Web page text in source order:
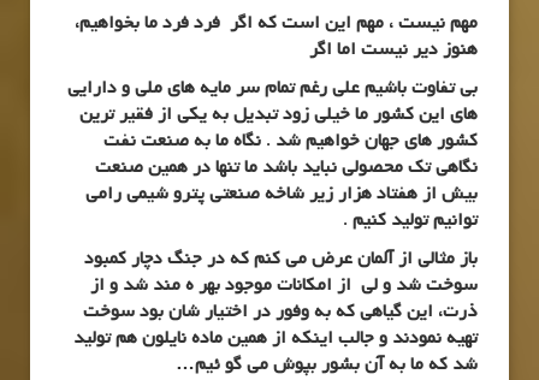
مهم نیست ، مهم این است که اگر فرد فرد ما بخواهیم،
هنوز دیر نیست اما اگر
بی تفاوت باشیم علی رغم تمام سر مایه های ملی و دارایی
های این کشور ما خیلی زود تبدیل به یکی از فقیر ترین
کشور های جهان خواهیم شد . نگاه ما به صنعت نفت
نگاهی تک محصولی نباید باشد ما تنها در همین صنعت
بیش از هفتاد هزار زیر شاخه صنعتی پترو شیمی رامی
توانیم تولید کنیم .
باز مثالی از آلمان عرض می کنم که در جنگ دچار کمبود
سوخت شد و لی از امکانات موجود بهر ه مند شد و از
ذرت، این گیاهی که به وفور در اختیار شان بود سوخت
تهیه نمودند و جالب اینکه از همین ماده نایلون هم تولید
شد که ما به آن بشور بپوش می گو ئیم…